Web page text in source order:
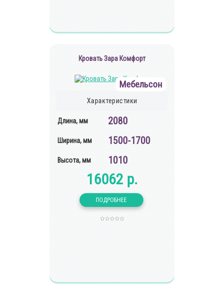
Кровать Зара Комфорт
Мебельсон
Характеристики
Длина, мм 2080
Ширина, мм 1500-1700
Высота, мм 1010
16062 р.